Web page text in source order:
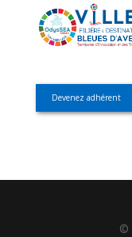
Devenez adhérent
©